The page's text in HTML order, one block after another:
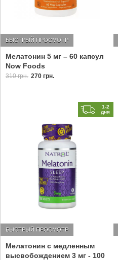
Мелатонин 5 мг – 60 капсул
Now Foods
БЫСТРЫЙ ПРОСМОТР
310 грн. 270 грн.
1-2
дня
Мелатонин с медленным
высвобождением 3 мг - 100
БЫСТРЫЙ ПРОСМОТР